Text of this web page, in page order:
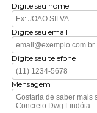
Digite seu nome
Digite seu email
Digite seu telefone
Mensagem